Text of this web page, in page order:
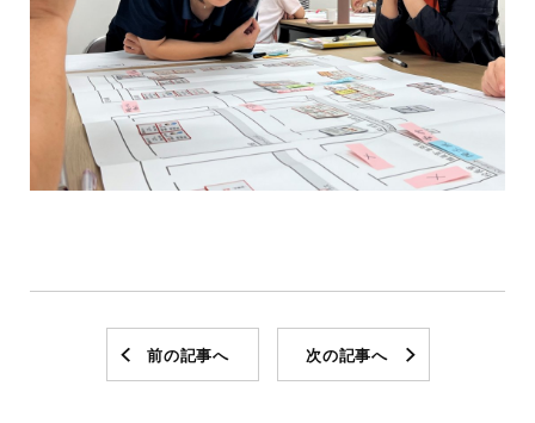
前の記事へ 次の記事へ